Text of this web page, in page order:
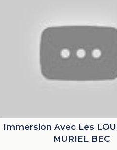
Immersion Avec Les
MURIEL BEC